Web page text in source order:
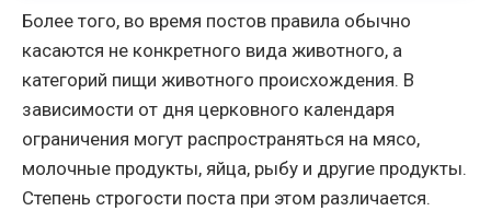
Более того, во время постов правила обычно
касаются не конкретного вида животного, а
категорий пищи животного происхождения. В
зависимости от дня церковного календаря
ограничения могут распространяться на мясо,
молочные продукты, яйца, рыбу и другие продукты.
Степень строгости поста при этом различается.